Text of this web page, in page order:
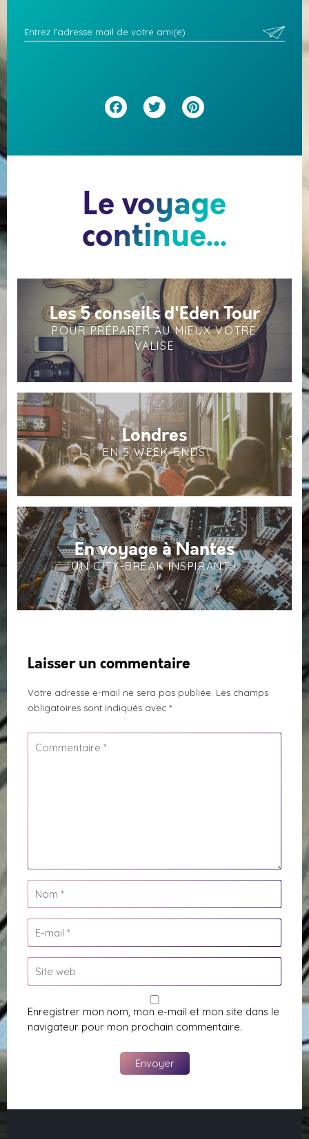
Facebook
Twitter
Le voyage
continue...
Les 5 conseils d'Eden Tour
POUR PRÉPARER AU MIEUX VOTRE
VALISE
Londres
EN 5 WEEK-ENDS
En voyage à Nantes
UN CITY-BREAK INSPIRANT !
Laisser un commentaire
Votre adresse e-mail ne sera pas publiée. Les champs
obligatoires sont indiqués avec *
Enregistrer mon nom, mon e-mail et mon site dans le
navigateur pour mon prochain commentaire.